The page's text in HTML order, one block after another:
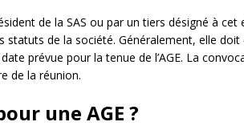
de la SAS ou par un tiers désigné à cet
de la société. Généralement, elle doit
prévue pour la tenue de l’AGE. La
de la réunion.
une AGE ?